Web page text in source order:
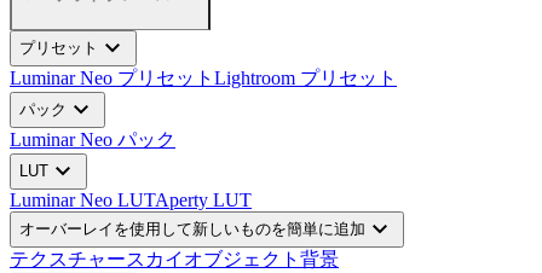
プリセット expand_more
Luminar Neo プリセット Lightroom プリセット
パック expand_more
Luminar Neo パック
LUT expand_more
Luminar Neo LUTAperty LUT
オーバーレイを使用して新しいものを簡単に追加 expand_more
テクスチャースカイオブジェクト 背景